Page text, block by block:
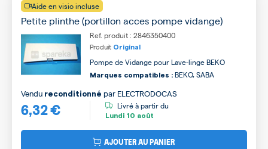
Aide en visio incluse
Petite plinthe (portillon acces pompe vidange)
Ref. produit : 2846350400
Produit Original
Pompe de Vidange pour Lave-linge BEKO
Marques compatibles : BEKO, SABA
6,32 €
Vendu reconditionné par ELECTRODOCAS
Livré à partir du
Lundi 10 août
AJOUTER AU PANIER